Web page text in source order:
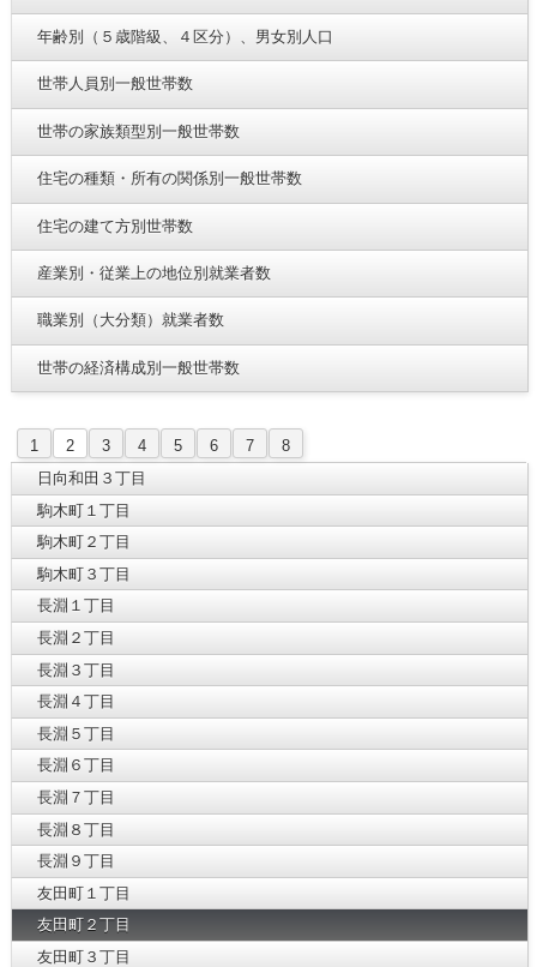
年齢別（５歳階級、４区分）、男女別人口
世帯人員別一般世帯数
世帯の家族類型別一般世帯数
住宅の種類・所有の関係別一般世帯数
住宅の建て方別世帯数
産業別・従業上の地位別就業者数
職業別（大分類）就業者数
世帯の経済構成別一般世帯数
1 2 3 4 5 6 7
8
日向和田３丁目
駒木町１丁目
駒木町２丁目
駒木町３丁目
長淵１丁目
長淵２丁目
長淵３丁目
長淵４丁目
長淵５丁目
長淵６丁目
長淵７丁目
長淵８丁目
長淵９丁目
友田町１丁目
友田町２丁目
友田町３丁目